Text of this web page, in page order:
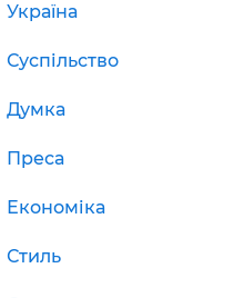
Україна
Суспільство
Думка
Преса
Економіка
Стиль